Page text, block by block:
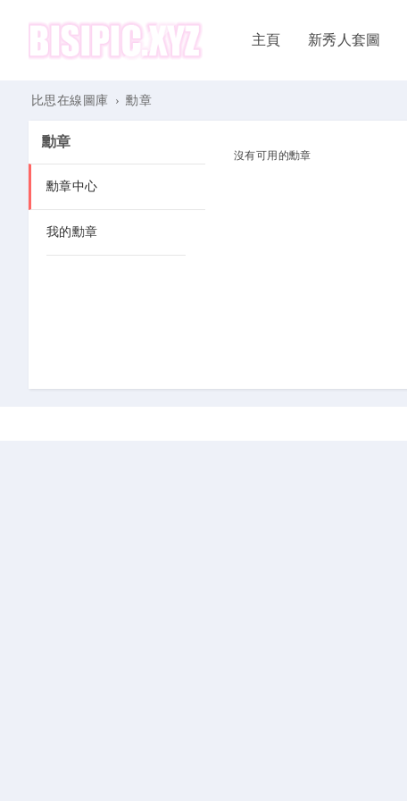
主頁 新秀人套圖
比思在線圖庫 › 勳章
沒有可用的勳章
勳章
勳章中心
我的勳章